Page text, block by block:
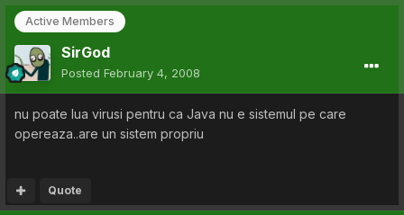
Active Members
SirGod
Posted February 4, 2008
nu poate lua virusi pentru ca Java nu e sistemul pe care
opereaza..are un sistem propriu
Quote